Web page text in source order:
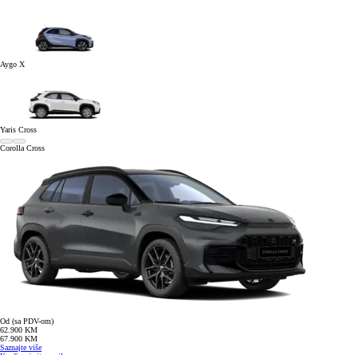
Aygo X
Yaris Cross
Corolla Cross
Od (sa PDV-om)
62.900 KM
67.900 KM
Saznajte više